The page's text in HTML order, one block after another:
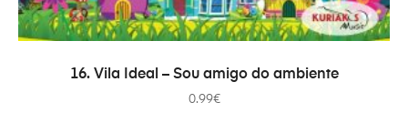
AÑADIR AL CARRITO
16. Vila Ideal – Sou amigo do ambiente
0.99€